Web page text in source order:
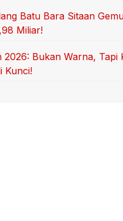
Batu Bara Sitaan
Miliar!
2026: Bukan Warna, Tapi
Kunci!